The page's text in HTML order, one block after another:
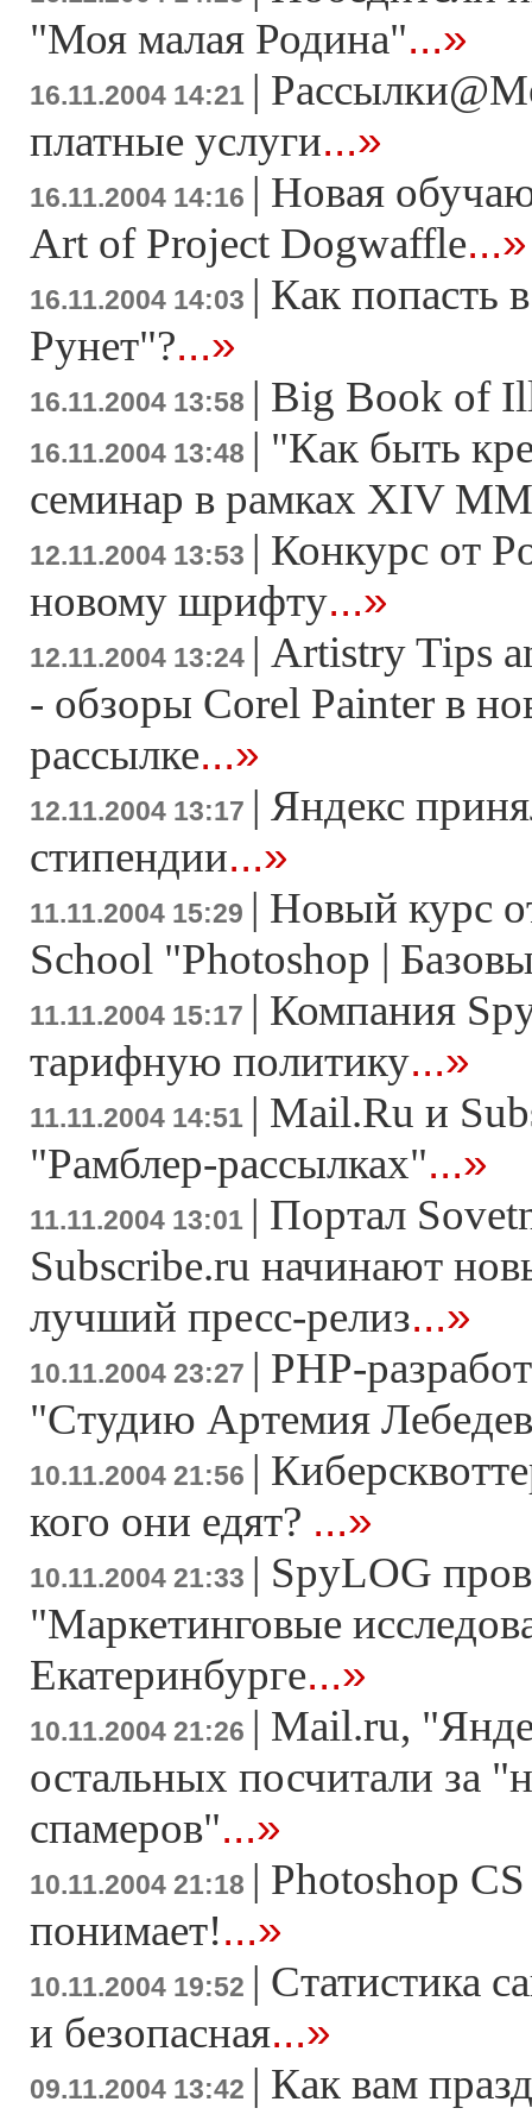
"Моя малая Родина"...»
16.11.2004 14:21 |
платные услуги...»
16.11.2004 14:16 | Новая
Art of Project Dogwaffle...»
16.11.2004 14:03 | Как попасть
Рунет"?...»
16.11.2004 13:58 | Big Book of
16.11.2004 13:48 | "Как быть
семинар в рамках XIV
12.11.2004 13:53 | Конкурс от
новому шрифту...»
12.11.2004 13:24 | Artistry Tips
- обзоры Corel Painter в
рассылке...»
12.11.2004 13:17 | Яндекс
стипендии...»
11.11.2004 15:29 | Новый курс
School "Photoshop |
11.11.2004 15:17 | Компания
тарифную политику...»
11.11.2004 14:51 | Mail.Ru и
"Рамблер-рассылках"...»
11.11.2004 13:01 | Портал
Subscribe.ru начинают
лучший пресс-релиз...»
10.11.2004 23:27 | PHP-
"Студию Артемия
10.11.2004 21:56 |
кого они едят? ...»
10.11.2004 21:33 | SpyLOG
"Маркетинговые
Екатеринбурге...»
10.11.2004 21:26 | Mail.ru,
остальных посчитали за
спамеров"...»
10.11.2004 21:18 | Photoshop
понимает!...»
10.11.2004 19:52 | Статистика
и безопасная...»
09.11.2004 13:42 | Как вам